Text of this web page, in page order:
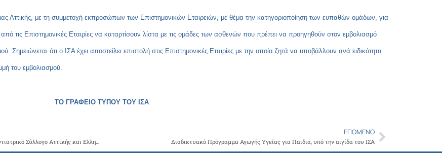
Αττικής, με τη συμμετοχή εκπροσώπων των Επιστημονικών Εταιρειών, με θέμα την κατηγοριοποίηση των ευπαθών ομάδων, για
τις Επιστημονικές Εταιρίες να καταρτίσουν λίστα με τις ομάδες των ασθενών που πρέπει να προηγηθούν στον εμβολιασμό
ότι ο ΙΣΑ έχει αποστείλει επιστολή στις Επιστημονικές Εταιρίες με την οποία ζητά να υποβάλλουν ανά ειδικότητα
του εμβολιασμού.
ΤΟ ΓΡΑΦΕΙΟ ΤΥΠΟΥ ΤΟΥ ΙΣΑ
Επιστολή του ΙΣΑ προς Ελληνική Οδοντιατρική Ομοσπονδία, Οδοντιατρικό Σύλλογο Αττικής και Ελληνική Εταιρεία Νοσοκομειακής Οδοντιατρικής
ΕΠΌΜΕΝΟ
Διαδικτυακό Πρόγραμμα Αγωγής Υγείας για Παιδιά, υπό την αιγίδα του ΙΣΑNext